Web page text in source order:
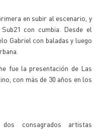
en subir al escenario, y
con cumbia. Desde el
Gabriel con baladas y luego
fue la presentación de Las
con más de 30 años en los
consagrados artistas